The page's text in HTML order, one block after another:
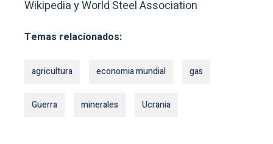
Wikipedia y World Steel Association
Temas relacionados:
agricultura economia mundial gas
Guerra minerales Ucrania